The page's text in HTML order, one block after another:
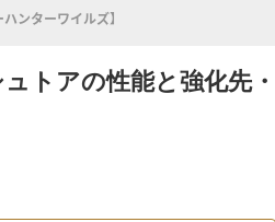
ンターワイルズ】
トアの性能と強化先・